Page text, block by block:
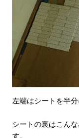
左端はシートを半
シートの裏はこん
す。